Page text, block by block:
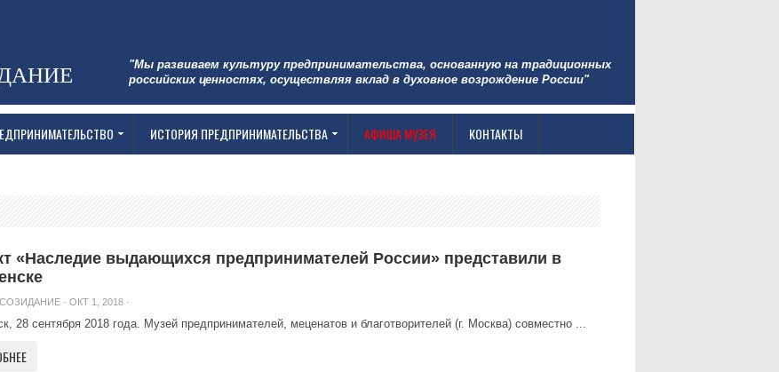
"Мы развиваем культуру предпринимательства, основанную на традиционных
российских ценностях, осуществляя вклад в духовное возрождение России"
ИСТОРИЯ ПРЕДПРИНИМАТЕЛЬСТВА АФИША МУЗЕЯ КОНТАКТЫ
«Наследие выдающихся предпринимателей России» представили в
· ОКТ 1, 2018 ·
28 сентября 2018 года. Музей предпринимателей, меценатов и благотворителей (г. Москва) совместно ...